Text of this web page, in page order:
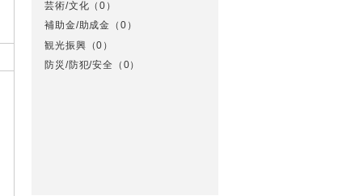
芸術/文化 （0）
補助金/助成金 （0）
観光振興 （0）
防災/防犯/安全
（0）